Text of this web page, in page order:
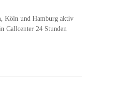
Köln und Hamburg aktiv
Callcenter 24 Stunden